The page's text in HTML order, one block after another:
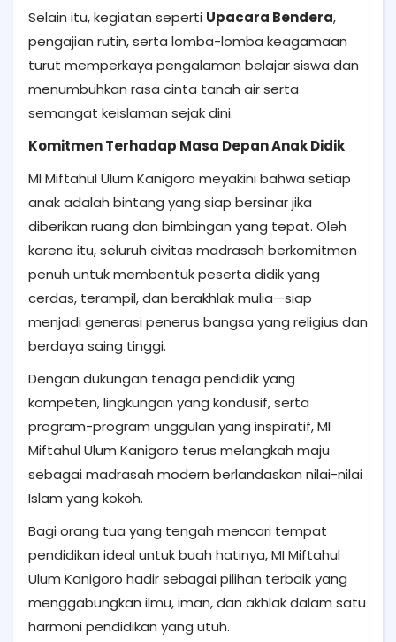
Selain itu, kegiatan seperti Upacara Bendera,
pengajian rutin, serta lomba-lomba keagamaan
turut memperkaya pengalaman belajar siswa dan
menumbuhkan rasa cinta tanah air serta
semangat keislaman sejak dini.
Komitmen Terhadap Masa Depan Anak Didik
MI Miftahul Ulum Kanigoro meyakini bahwa setiap
anak adalah bintang yang siap bersinar jika
diberikan ruang dan bimbingan yang tepat. Oleh
karena itu, seluruh civitas madrasah berkomitmen
penuh untuk membentuk peserta didik yang
cerdas, terampil, dan berakhlak mulia—siap
menjadi generasi penerus bangsa yang religius dan
berdaya saing tinggi.
Dengan dukungan tenaga pendidik yang
kompeten, lingkungan yang kondusif, serta
program-program unggulan yang inspiratif, MI
Miftahul Ulum Kanigoro terus melangkah maju
sebagai madrasah modern berlandaskan nilai-nilai
Islam yang kokoh.
Bagi orang tua yang tengah mencari tempat
pendidikan ideal untuk buah hatinya, MI Miftahul
Ulum Kanigoro hadir sebagai pilihan terbaik yang
menggabungkan ilmu, iman, dan akhlak dalam satu
harmoni pendidikan yang utuh.